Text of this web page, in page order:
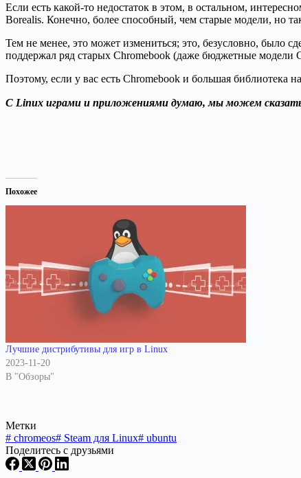
Если есть какой-то недостаток в этом, в остальном,
Borealis. Конечно, более способный, чем старые модели, но
Тем не менее, это может измениться; это, безусловно, было
поддержал ряд старых Chromebook (даже бюджетные модели
Поэтому, если у вас есть Chromebook и большая библиотека
С Linux играми и приложениями думаю, мы можем сказать,
Похожее
Лучшие дистрибутивы для игр в Linux
2023-11-20
В "Обзоры"
Метки
# chromeos# Steam для Linux# ubuntu
Поделитесь с друзьями